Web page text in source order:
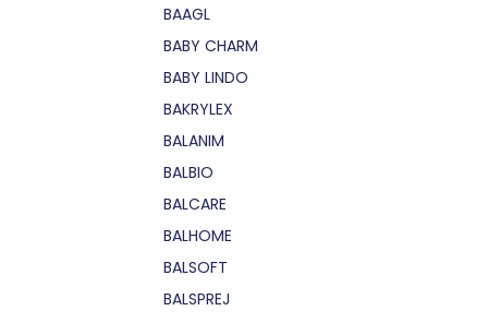
BAAGL
BABY CHARM
BABY LINDO
BAKRYLEX
BALANIM
BALBIO
BALCARE
BALHOME
BALSOFT
BALSPREJ